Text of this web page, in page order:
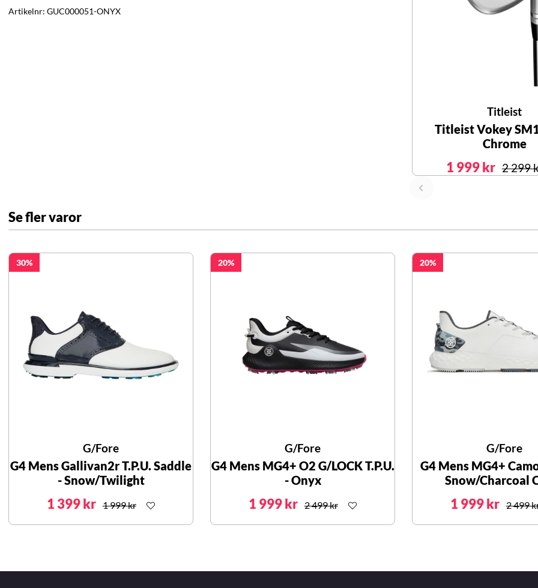
Artikelnr: GUC000051-ONYX
Titleist
Titleist Vokey
Chrome
1 999 kr 2 299
Se fler varor
30
G/Fore
G4 Mens Gallivan2r T.P.U. Saddle
- Snow/Twilight
1 399 kr 1 999 kr
20
G/Fore
G4 Mens MG4+ O2 G/LOCK T.P.U.
- Onyx
1 999 kr 2 499 kr
20
G/Fore
G4 Mens MG4+
Snow/Charcoal
1 999 kr 2 499